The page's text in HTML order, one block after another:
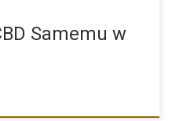
Samemu w